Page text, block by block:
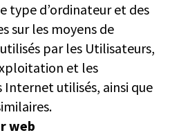
type d’ordinateur et des
sur les moyens de
par les Utilisateurs,
et les
Internet utilisés, ainsi que
web